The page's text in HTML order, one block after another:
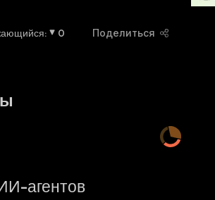
: 0 Поделиться
агентов